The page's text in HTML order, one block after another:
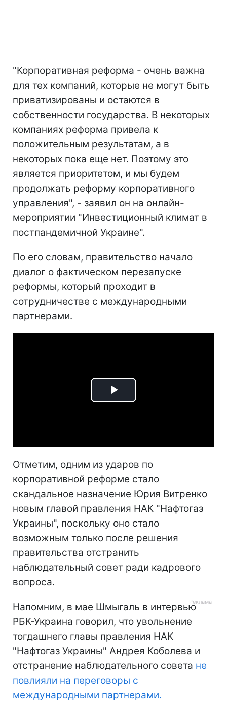
"Корпоративная реформа - очень важна
для тех компаний, которые не могут быть
приватизированы и остаются в
собственности государства. В некоторых
компаниях реформа привела к
положительным результатам, а в
некоторых пока еще нет. Поэтому это
является приоритетом, и мы будем
продолжать реформу корпоративного
управления", - заявил он на онлайн-
мероприятии "Инвестиционный климат в
постпандемичной Украине".
По его словам, правительство начало
диалог о фактическом перезапуске
реформы, который проходит в
сотрудничестве с международными
партнерами.
Play
Отметим, одним из ударов по
корпоративной реформе стало
скандальное назначение Юрия Витренко
новым главой правления НАК "Нафтогаз
Украины", поскольку оно стало
возможным только после решения
правительства отстранить
наблюдательный совет ради кадрового
вопроса.
Напомним, в мае Шмыгаль в интервью
РБК-Украина говорил, что увольнение
тогдашнего главы правления НАК
"Нафтогаз Украины" Андрея Коболева и
отстранение наблюдательного совета не
повлияли на переговоры с
международными партнерами.